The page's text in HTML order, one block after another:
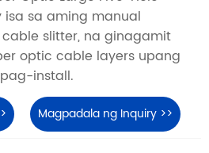
isa sa aming manual
slitter, na ginagamit
optic cable layers upang
install.
Magpadala ng Inquiry >>